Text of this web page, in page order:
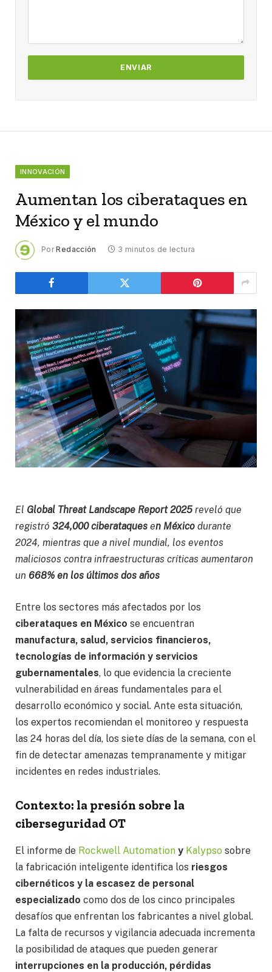
INNOVACIÓN
Aumentan los ciberataques en
México y el mundo
Por Redacción 3 minutos de lectura
El Global Threat Landscape Report 2025 reveló que
registró 324,000 ciberataques en México durante
2024, mientras que a nivel mundial, los eventos
maliciosos contra infraestructuras críticas aumentaron
un 668% en los últimos dos años
Entre los sectores más afectados por los
ciberataques en México se encuentran
manufactura, salud, servicios financieros,
tecnologías de información y servicios
gubernamentales, lo que evidencia la creciente
vulnerabilidad en áreas fundamentales para el
desarrollo económico y social. Ante esta situación,
los expertos recomiendan el monitoreo y respuesta
las 24 horas del día, los siete días de la semana, con el
fin de detectar amenazas tempranamente y mitigar
incidentes en redes industriales.
Contexto: la presión sobre la
ciberseguridad OT
El informe de Rockwell Automation y Kalypso sobre
la fabricación inteligente identifica los riesgos
cibernéticos y la escasez de personal
especializado como dos de los cinco principales
desafíos que enfrentan los fabricantes a nivel global.
La falta de recursos y vigilancia adecuada incrementa
la posibilidad de ataques que pueden generar
interrupciones en la producción, pérdidas